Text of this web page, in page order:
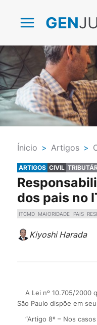
GEN
Ínicio > Artigos >
ARTIGOS CIVIL
dos pais no
ITCMD MAIORIDADE PAIS
Kiyoshi Harada
A Lei nº 10.705/2000
São Paulo dispõe em
“Artigo 8º – Nos